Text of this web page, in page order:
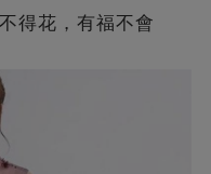
得花，有福不會